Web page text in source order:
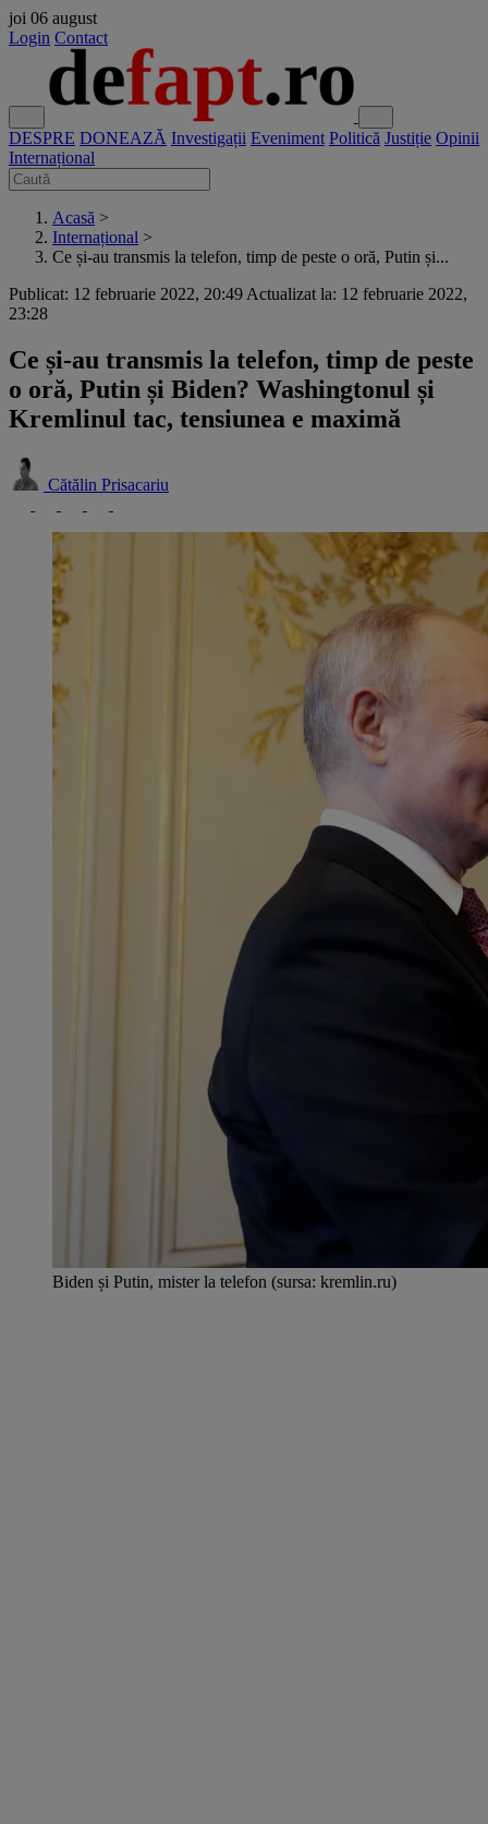
joi 06 august
Login Contact
DESPRE DONEAZĂ Investigații Eveniment Politică Justiție Opinii
Internațional
Acasă >
Internațional >
Ce și-au transmis la telefon, timp de peste o oră, Putin și...
Publicat: 12 februarie 2022, 20:49 Actualizat la: 12 februarie 2022,
23:28
Ce și-au transmis la telefon, timp de peste
o oră, Putin și Biden? Washingtonul și
Kremlinul tac, tensiunea e maximă
Cătălin Prisacariu
Biden și Putin, mister la telefon (sursa: kremlin.ru)